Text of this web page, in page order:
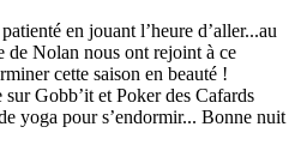
en jouant l’heure d’aller...au
de Nolan nous ont rejoint à ce
cette saison en beauté !
Gobb’it et Poker des Cafards
yoga pour s’endormir... Bonne nuit